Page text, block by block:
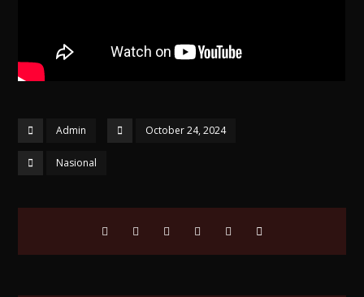
Admin October 24, 2024
Nasional